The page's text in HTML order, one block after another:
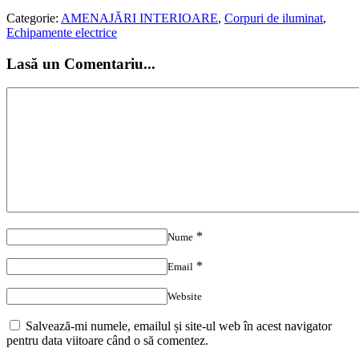
Categorie: AMENAJĂRI INTERIOARE, Corpuri de iluminat,
Echipamente electrice
Lasă un Comentariu...
Nume *
Email *
Website
Salvează-mi numele, emailul și site-ul web în acest navigator
pentru data viitoare când o să comentez.